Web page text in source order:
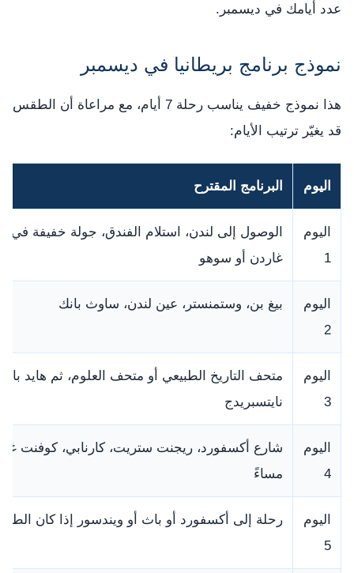
عدد أيامك في ديسمبر.
نموذج برنامج بريطانيا في ديسمبر
هذا نموذج خفيف يناسب رحلة 7 أيام، مع مراعاة أن الطقس
قد يغيّر ترتيب الأيام:
اليوم البرنامج المقترح
اليوم
1
الوصول إلى لندن، استلام الفندق، جولة خفيفة في
غاردن أو سوهو
اليوم
2
بيغ بن، وستمنستر، عين لندن، ساوث بانك
اليوم
3
متحف التاريخ الطبيعي أو متحف العلوم، ثم هايد
نايتسبريدج
اليوم
4
شارع أكسفورد، ريجنت ستريت، كارنابي، كوفنت
مساءً
اليوم
5
رحلة إلى أكسفورد أو باث أو ويندسور إذا كان